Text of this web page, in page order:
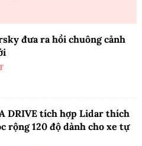
đưa ra hồi chuông cảnh
DRIVE tích hợp Lidar thích
rộng 120 độ dành cho xe tự